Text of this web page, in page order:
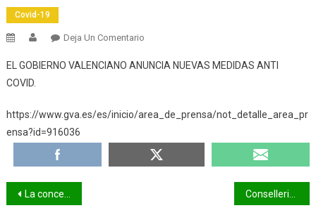
Covid-19
Deja Un ComentarioEn
MEDIDAS
EL GOBIERNO VALENCIANO ANUNCIA NUEVAS MEDIDAS ANTI
COVID.
https://www.gva.es/es/inicio/area_de_prensa/not_detalle_area_pr
ensa?id=916036
Navegación
La concertada pide amparo al Parlamento Europeo por la «conculcación» en la Ley Celaá de tratados internacionales